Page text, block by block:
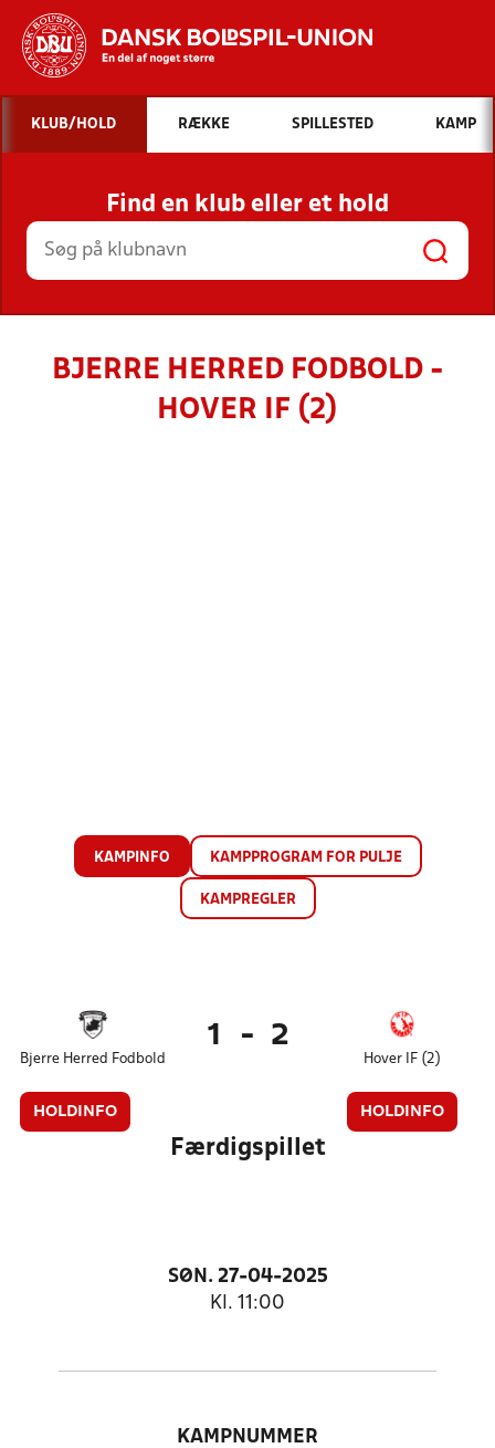
Hvad vil du søge efter?
INDHOLD OG NYHEDER
STILLINGER, RESULTATER, KLUBBER OG
HOLD
KLUB/HOLD RÆKKE SPILLESTED KAMP
Find en klub eller et hold
BJERRE HERRED FODBOLD -
HOVER IF (2)
KAMPINFO KAMPPROGRAM FOR PULJE
KAMPREGLER
Bjerre Herred Fodbold
HOLDINFO
1 - 2
Hover IF (2)
HOLDINFO
Færdigspillet
SØN. 27-04-2025
Kl. 11:00
KAMPNUMMER